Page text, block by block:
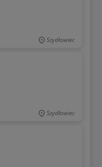
Szydłowiec
Szydłowiec